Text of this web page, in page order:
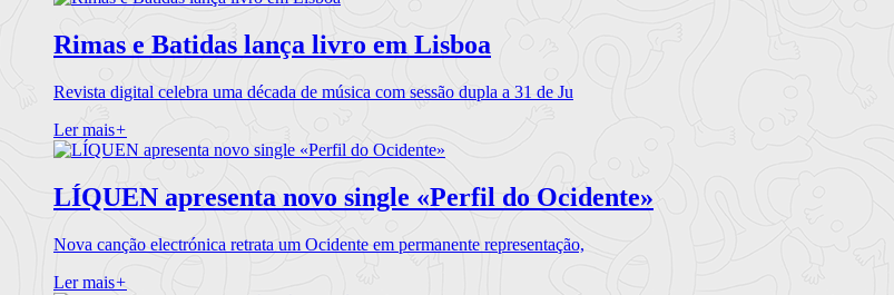
Rimas e Batidas lança livro em Lisboa
Revista digital celebra uma década de música com sessão dupla a 31 de Ju
Ler mais+
LÍQUEN apresenta novo single «Perfil do Ocidente»
Nova canção electrónica retrata um Ocidente em permanente representação,
Ler mais+